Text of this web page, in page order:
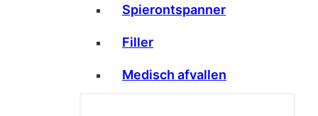
Spierontspanner
Filler
Medisch afvallen